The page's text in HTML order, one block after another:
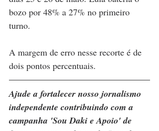
bozo por 48% a 27% no primeiro
turno.
A margem de erro nesse recorte é de
dois pontos percentuais.
Ajude a fortalecer nosso jornalismo
independente contribuindo com a
campanha 'Sou Daki e Apoio' de